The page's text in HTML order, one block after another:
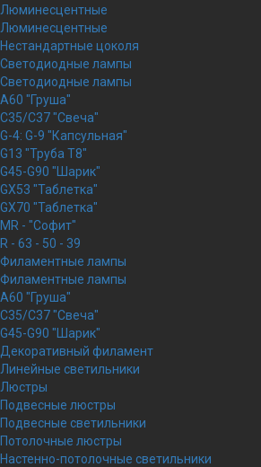
Люминесцентные
Люминесцентные
Нестандартные цоколя
Светодиодные лампы
Светодиодные лампы
A60 "Груша"
C35/C37 "Свеча"
G-4: G-9 "Капсульная"
G13 "Труба Т8"
G45-G90 "Шарик"
GX53 "Таблетка"
GX70 "Таблетка"
MR - "Софит"
R - 63 - 50 - 39
Филаментные лампы
Филаментные лампы
A60 "Груша"
C35/C37 "Свеча"
G45-G90 "Шарик"
Декоративный филамент
Линейные светильники
Люстры
Подвесные люстры
Подвесные светильники
Потолочные люстры
Настенно-потолочные светильники